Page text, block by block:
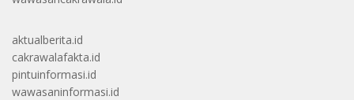
aktualberita.id
cakrawalafakta.id
pintuinformasi.id
wawasaninformasi.id